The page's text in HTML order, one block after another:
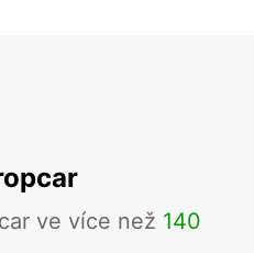
ve více než 140